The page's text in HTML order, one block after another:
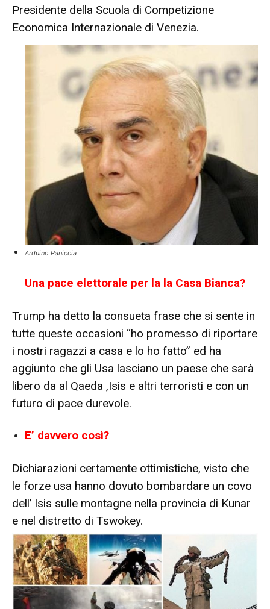
Presidente della Scuola di Competizione
Economica Internazionale di Venezia.
Arduino Paniccia
Una pace elettorale per la la Casa Bianca?
Trump ha detto la consueta frase che si sente in
tutte queste occasioni “ho promesso di riportare
i nostri ragazzi a casa e lo ho fatto” ed ha
aggiunto che gli Usa lasciano un paese che sarà
libero da al Qaeda ,Isis e altri terroristi e con un
futuro di pace durevole.
E’ davvero così?
Dichiarazioni certamente ottimistiche, visto che
le forze usa hanno dovuto bombardare un covo
dell’ Isis sulle montagne nella provincia di Kunar
e nel distretto di Tswokey.